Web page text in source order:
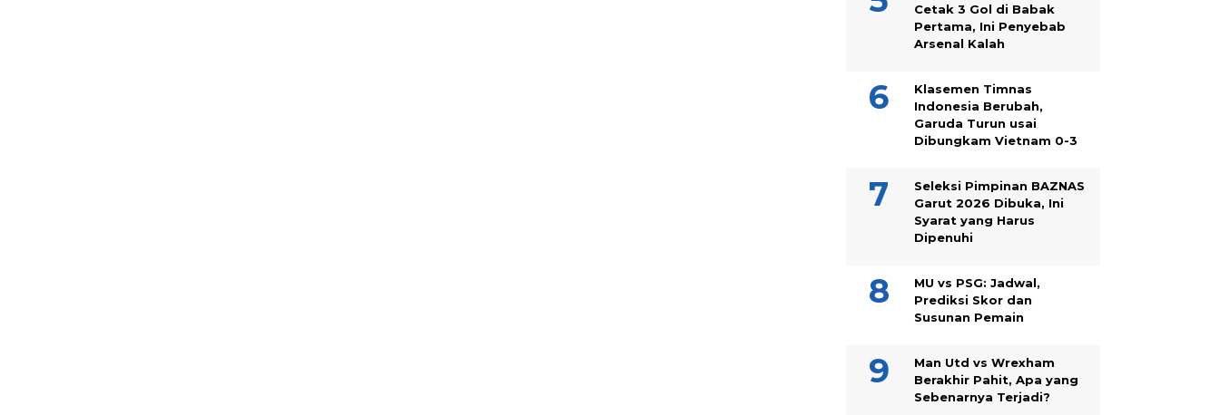
Cetak 3 Gol di Babak
Pertama, Ini Penyebab
Arsenal Kalah
Klasemen Timnas
Indonesia Berubah,
Garuda Turun usai
Dibungkam Vietnam 0-3
Seleksi Pimpinan BAZNAS
Garut 2026 Dibuka, Ini
Syarat yang Harus
Dipenuhi
MU vs PSG: Jadwal,
Prediksi Skor dan
Susunan Pemain
Man Utd vs Wrexham
Berakhir Pahit, Apa yang
Sebenarnya Terjadi?